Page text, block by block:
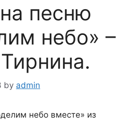
песню
небо» –
by admin
небо вместе» из